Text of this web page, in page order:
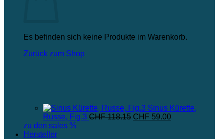
Es befinden sich keine Produkte im Warenkorb.
Zurück zum Shop
Sinus Kürette,
Russe, Fig.3 CHF118.15 Ursprünglicher
CHF 59.00Aktueller
zu den sales %
Hersteller